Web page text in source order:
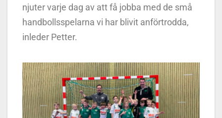
njuter varje dag av att få jobba med de små
handbollsspelarna vi har blivit anförtrodda,
inleder Petter.